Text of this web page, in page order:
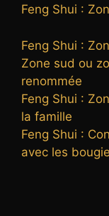
Feng Shui :
Feng Shui :
Zone sud ou
renommée
Feng Shui :
la famille
Feng Shui :
avec les